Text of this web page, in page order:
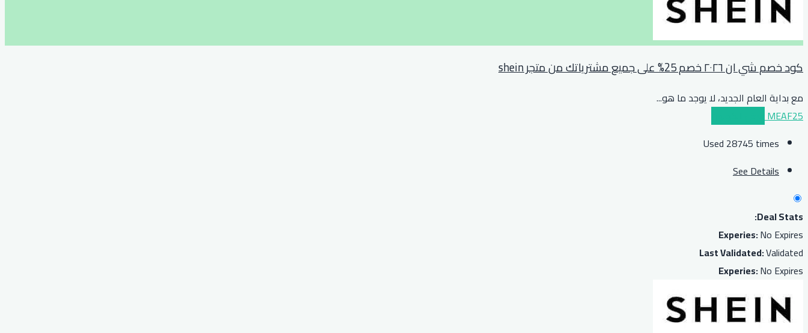
كود خصم شي ان ٢٠٢٦ خصم 25% على جميع مشترياتك من متجر shein
مع بداية العام الجديد، لا يوجد ما هو...
MEAF25
Used 28745 times
See Details
Deal Stats:
Experies:No Expires
Last Validated:Validated
Experies:No Expires